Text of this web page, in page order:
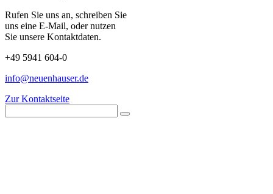
Rufen Sie uns an, schreiben Sie
uns eine E-Mail, oder nutzen
Sie unsere Kontaktdaten.
+49 5941 604-0
info@neuenhauser.de
Zur Kontaktseite